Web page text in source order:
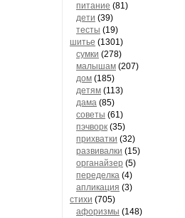
питание (81)
дети (39)
тесты (19)
шитье (1301)
сумки (278)
малышам (207)
дом (185)
детям (113)
дама (85)
советы (61)
пэчворк (35)
прихватки (32)
развивалки (15)
органайзер (5)
переделка (4)
апликация (3)
стихи (705)
афоризмы (148)